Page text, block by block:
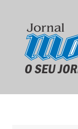
conteúdo